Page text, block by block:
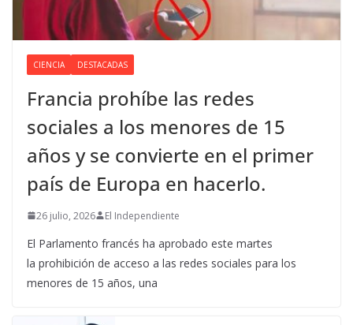
CIENCIA DESTACADAS
Francia prohíbe las redes
sociales a los menores de 15
años y se convierte en el primer
país de Europa en hacerlo.
26 julio, 2026 El Independiente
El Parlamento francés ha aprobado este martes
la prohibición de acceso a las redes sociales para los
menores de 15 años, una